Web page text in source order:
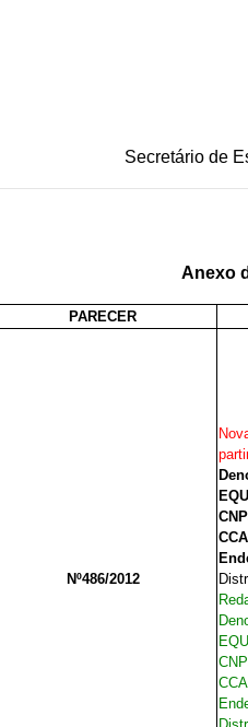
Secretário de
Anexo
PARECER
Nº486/2012